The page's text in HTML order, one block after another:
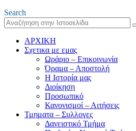
Search
ΑΡΧΙΚΗ
Σχετικα με εμας
Ωράριο – Επικοινωνία
Όραμα – Αποστολή
Η Ιστορία μας
Διοίκηση
Προσωπικό
Κανονισμοί – Αιτήσεις
Τμηματα – Συλλογες
Δανειστικό Τμήμα